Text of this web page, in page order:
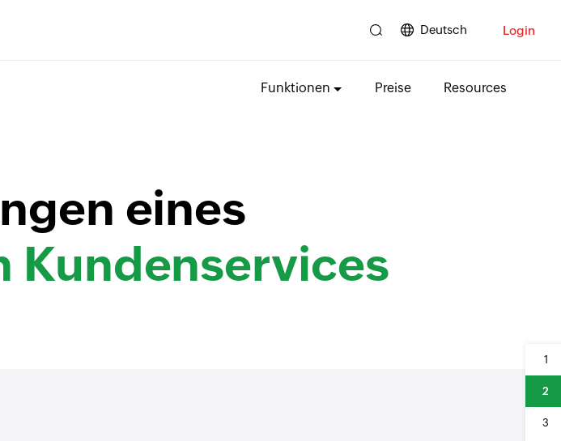
Deutsch Login
Funktionen Preise Resources
eines
Kundenservices
1
2
3